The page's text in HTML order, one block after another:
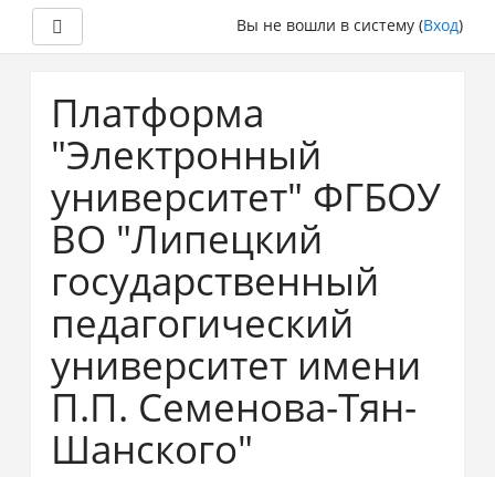
Вы не вошли в систему (Вход)
Платформа
"Электронный
университет" ФГБОУ
ВО "Липецкий
государственный
педагогический
университет имени
П.П. Семенова-Тян-
Шанского"